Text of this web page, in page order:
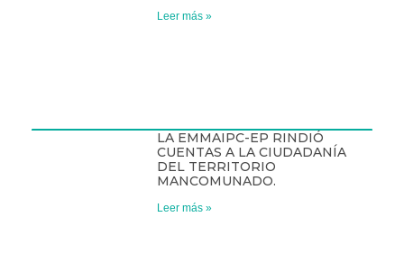
Leer más »
LA EMMAIPC-EP RINDIÓ
CUENTAS A LA CIUDADANÍA
DEL TERRITORIO
MANCOMUNADO.
Leer más »